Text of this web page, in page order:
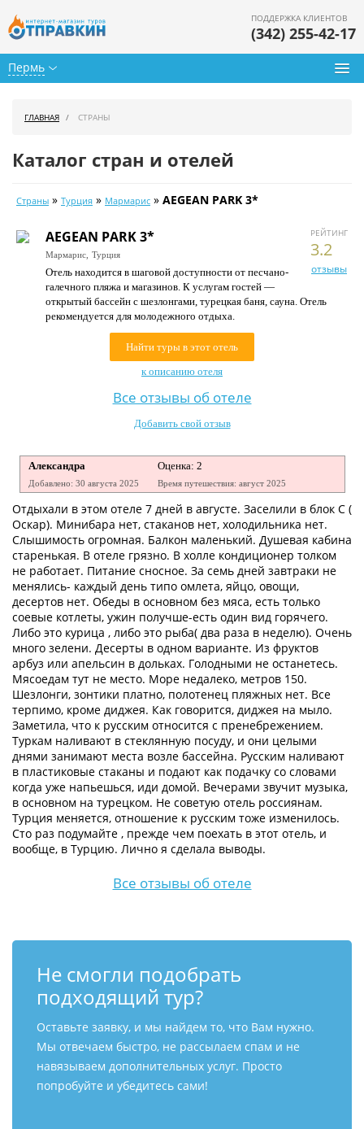
Пермь
ПОДДЕРЖКА КЛИЕНТОВ
(342) 255-42-17
Календарь туров
Цены дня
Страны
Как купить
ГЛАВНАЯ СТРАНЫ
Каталог стран и отелей
Страны » Турция » Мармарис » AEGEAN PARK 3*
РЕЙТИНГ
3.2
отзывы
AEGEAN PARK 3*
Мармарис, Турция
Отель находится в шаговой доступности от песчано-
галечного пляжа и магазинов. К услугам гостей —
открытый бассейн с шезлонгами, турецкая баня, сауна. Отель
рекомендуется для молодежного отдыха.
Найти туры в этот отель
к описанию отеля
Все отзывы об отеле
Добавить свой отзыв
Александра Оценка: 2
Добавлено: 30 августа 2025 Время путешествия: август 2025
Отдыхали в этом отеле 7 дней в августе. Заселили в блок С (
Оскар). Минибара нет, стаканов нет, холодильника нет.
Слышимость огромная. Балкон маленький. Душевая кабина
старенькая. В отеле грязно. В холле кондиционер толком
не работает. Питание сносное. За семь дней завтраки не
менялись- каждый день типо омлета, яйцо, овощи,
десертов нет. Обеды в основном без мяса, есть только
соевые котлеты, ужин получше-есть один вид горячего.
Либо это курица , либо это рыба( два раза в неделю). Очень
много зелени. Десерты в одном варианте. Из фруктов
арбуз или апельсин в дольках. Голодными не останетесь.
Мясоедам тут не место. Море недалеко, метров 150.
Шезлонги, зонтики платно, полотенец пляжных нет. Все
терпимо, кроме диджея. Как говорится, диджея на мыло.
Заметила, что к русским относится с пренебрежением.
Туркам наливают в стеклянную посуду, и они целыми
днями занимают места возле бассейна. Русским наливают
в пластиковые стаканы и подают как подачку со словами
когда уже напьешься, иди домой. Вечерами звучит музыка,
в основном на турецком. Не советую отель россиянам.
Турция меняется, отношение к русским тоже изменилось.
Сто раз подумайте , прежде чем поехать в этот отель, и
вообще, в Турцию. Лично я сделала выводы.
Все отзывы об отеле
Не смогли подобрать
подходящий тур?
Оставьте заявку, и мы найдем то, что Вам нужно.
Мы отвечаем быстро, не рассылаем спам и не
навязываем дополнительных услуг. Просто
попробуйте и убедитесь сами!